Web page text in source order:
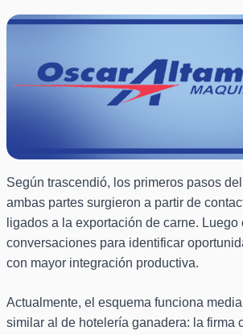
Según trascendió, los primeros pasos
ambas partes surgieron a partir de
ligados a la exportación de carne.
conversaciones para identificar
con mayor integración productiva.
Actualmente, el esquema funciona
similar al de hotelería ganadera: la firma